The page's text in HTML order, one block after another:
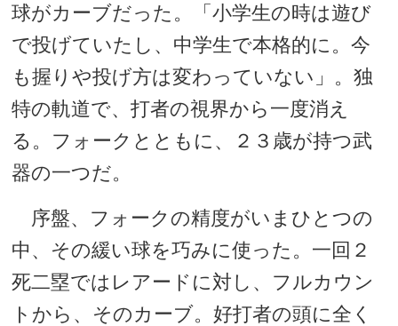
球がカーブだった。「小学生の時は遊び
で投げていたし、中学生で本格的に。今
も握りや投げ方は変わっていない」。独
特の軌道で、打者の視界から一度消え
る。フォークとともに、２３歳が持つ武
器の一つだ。
序盤、フォークの精度がいまひとつの
中、その緩い球を巧みに使った。一回２
死二塁ではレアードに対し、フルカウン
トから、そのカーブ。好打者の頭に全く